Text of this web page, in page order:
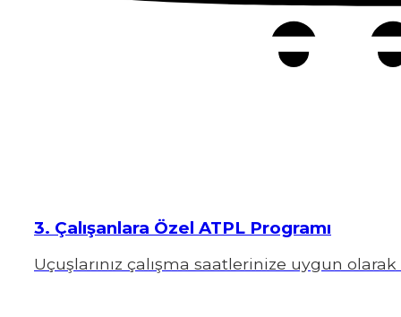
3. Çalışanlara Özel ATPL Programı
Uçuşlarınız çalışma saatlerinize uygun